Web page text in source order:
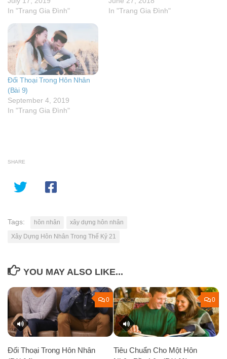
In "Trang Gia Đình"
In "Trang Gia Đình"
Đối Thoại Trong Hôn Nhân
(Bài 9)
September 4, 2019
In "Trang Gia Đình"
SHARE
Tags: hôn nhân
xây dựng hôn nhân
Xây Dựng Hôn Nhân Trong Thế Kỷ 21
YOU MAY ALSO LIKE...
0
Đối Thoại Trong Hôn Nhân
0
Tiêu Chuẩn Cho Một Hôn